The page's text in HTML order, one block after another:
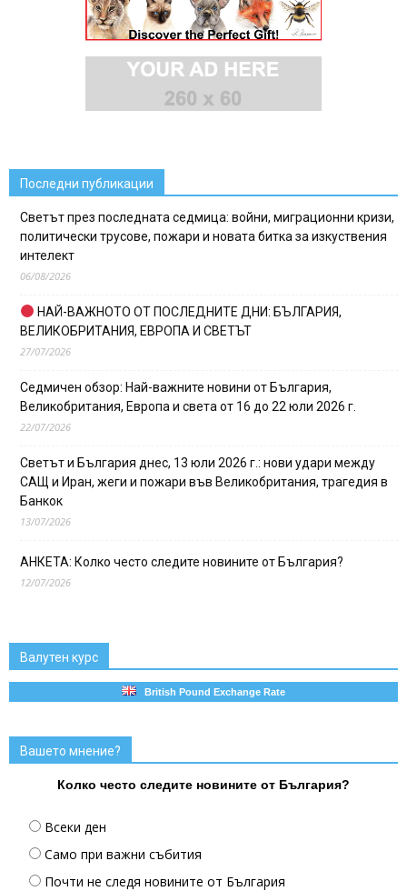
Последни публикации
Светът през последната седмица: войни, миграционни кризи,
политически трусове, пожари и новата битка за изкуствения
интелект
06/08/2026
НАЙ-ВАЖНОТО ОТ ПОСЛЕДНИТЕ ДНИ: БЪЛГАРИЯ,
ВЕЛИКОБРИТАНИЯ, ЕВРОПА И СВЕТЪТ
27/07/2026
Седмичен обзор: Най-важните новини от България,
Великобритания, Европа и света от 16 до 22 юли 2026 г.
22/07/2026
Светът и България днес, 13 юли 2026 г.: нови удари между
САЩ и Иран, жеги и пожари във Великобритания, трагедия в
Банкок
13/07/2026
АНКЕТА: Колко често следите новините от България?
12/07/2026
Валутен курс
British Pound Exchange Rate
Вашето мнение?
Колко често следите новините от България?
Всеки ден
Само при важни събития
Почти не следя новините от България